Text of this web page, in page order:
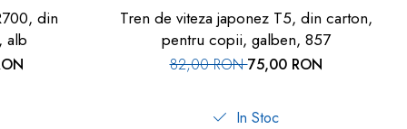
din
alb
Tren de viteza japonez T5, din carton,
pentru copii, galben, 857
82,00 RON75,00 RON
In Stoc